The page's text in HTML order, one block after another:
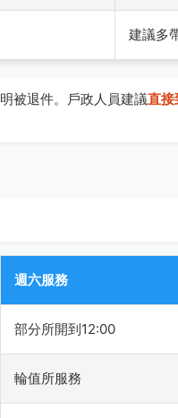
建議多
被退件。戶政人員建議直接
週六服務
部分所開到12:00
輪值所服務